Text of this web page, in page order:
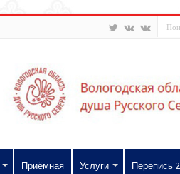
Приёмная Услуги Перепись